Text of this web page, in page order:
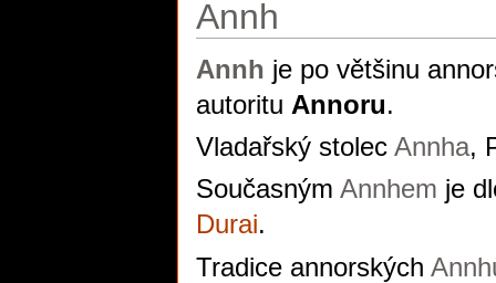
Annh
Annh je po většinu
autoritu Annoru.
Vladařský stolec Annha,
Současným Annhem je
Durai.
Tradice annorských